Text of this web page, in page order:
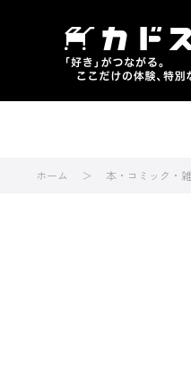
ホーム 本・コミック・